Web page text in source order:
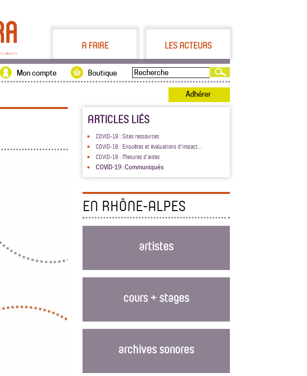
A FAIRE LES ACTEURS
Boutique
Mon compte
Adhérer
ARTICLES LIÉS
COVID-19 : Sites ressources
COVID-19 : Enquêtes et évaluations d'impact...
COVID-19 : Mesures d'aides
COVID-19 : Communiqués
EN RHÔNE-ALPES
artistes
cours + stages
archives sonores